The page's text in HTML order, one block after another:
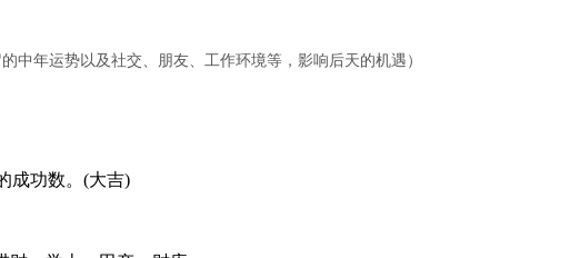
的中年运势以及社交、朋友、工作环境等，影响后天的机遇）
成功数。(大吉)